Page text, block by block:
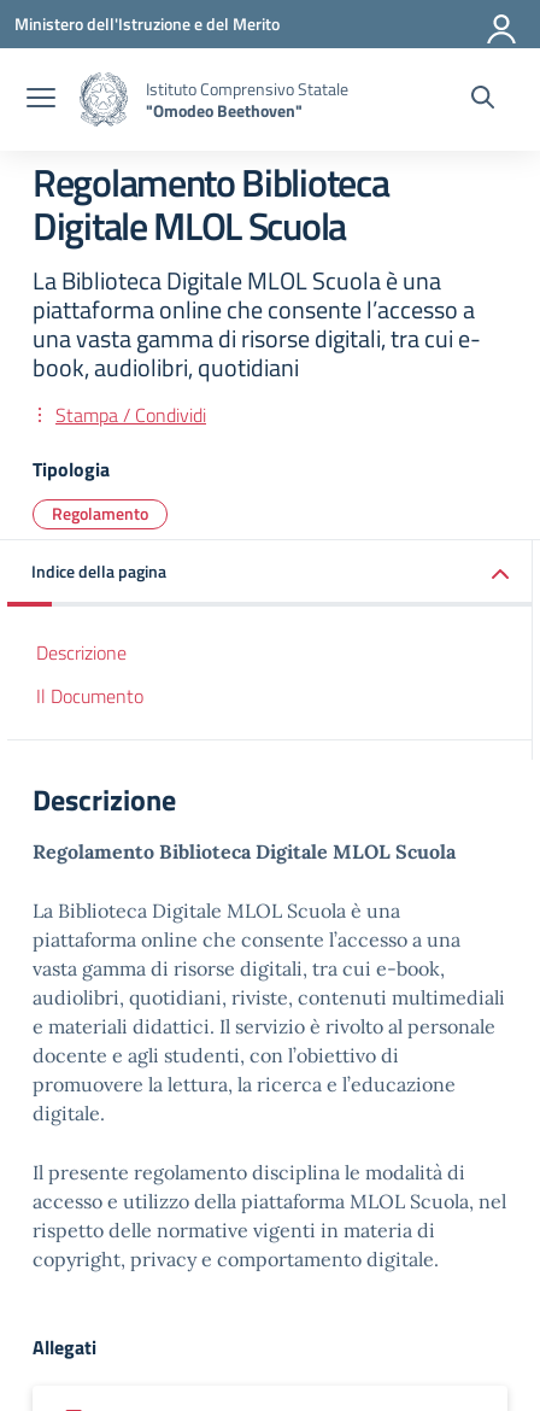
Vai ai contenuti
Vai al menu di navigazione
Vai al footer
Ministero dell'Istruzione e del Merito
Istituto Comprensivo Statale
"Omodeo Beethoven"
Regolamento Biblioteca
Digitale MLOL Scuola
La Biblioteca Digitale MLOL Scuola è una
piattaforma online che consente l’accesso a
una vasta gamma di risorse digitali, tra cui e-
book, audiolibri, quotidiani
Stampa / Condividi
Tipologia
Regolamento
Indice della pagina
Descrizione
Il Documento
Descrizione
Regolamento Biblioteca Digitale MLOL Scuola
La Biblioteca Digitale MLOL Scuola è una
piattaforma online che consente l’accesso a una
vasta gamma di risorse digitali, tra cui e-book,
audiolibri, quotidiani, riviste, contenuti multimediali
e materiali didattici. Il servizio è rivolto al personale
docente e agli studenti, con l’obiettivo di
promuovere la lettura, la ricerca e l’educazione
digitale.
Il presente regolamento disciplina le modalità di
accesso e utilizzo della piattaforma MLOL Scuola, nel
rispetto delle normative vigenti in materia di
copyright, privacy e comportamento digitale.
Allegati